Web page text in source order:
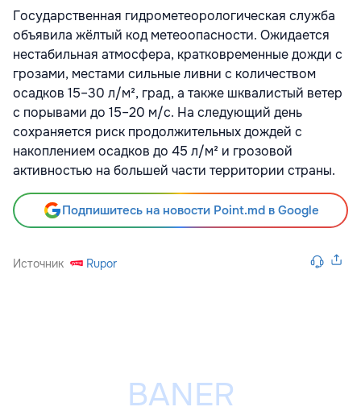
Государственная гидрометеорологическая служба
объявила жёлтый код метеоопасности. Ожидается
нестабильная атмосфера, кратковременные дожди с
грозами, местами сильные ливни с количеством
осадков 15–30 л/м², град, а также шквалистый ветер
с порывами до 15–20 м/с. На следующий день
сохраняется риск продолжительных дождей с
накоплением осадков до 45 л/м² и грозовой
активностью на большей части территории страны.
Подпишитесь на новости Point.md в Google
Источник Rupor